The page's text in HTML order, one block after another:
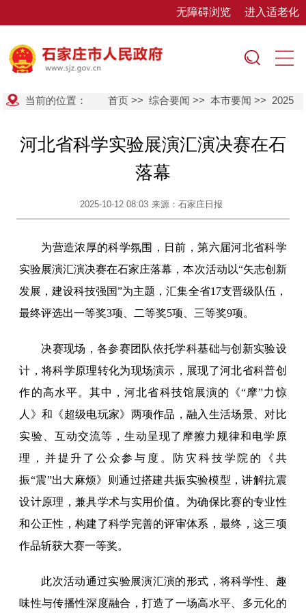
无障碍浏览 进入适老化
当前的位置： 首页 >>综合要闻 >>本市要闻 >> 2025
河北省科学实验展演汇演决赛在石
落幕
2025-10-12 08:03 来源：石家庄日报
为营造浓厚的科学氛围，日前，第六届河北省科学
实验展演汇演决赛在石家庄落幕，本次活动以“矢志创新
发展，建设科技强国”为主题，汇集全省17支晋级队伍，
最终评选出一等奖3项、二等奖5项、三等奖9项。
决赛现场，各参赛团队依托学科基础与创新实验设
计，将科学原理转化为现场演示，展现了河北省科普创
作的高水平。其中，河北省科技馆展演的《“摩”力惊
人》和《超级电玩家》两项作品，融入生活场景、对比
实验、互动交流等，生动呈现了摩擦力规律和电学原
理，并提升了公众参与度。防灾科技学院的《共
振“震”出大麻烦》则通过搭建共振实验模型，讲解抗震
设计原理，兼具学术与实用价值。为确保比赛的专业性
和公正性，构建了科学完善的评审体系，最终，这三项
作品斩获大赛一等奖。
此次活动通过实验展演汇演的形式，将科学性、趣
味性与传播性深度融合，打造了一场高水平、多元化的